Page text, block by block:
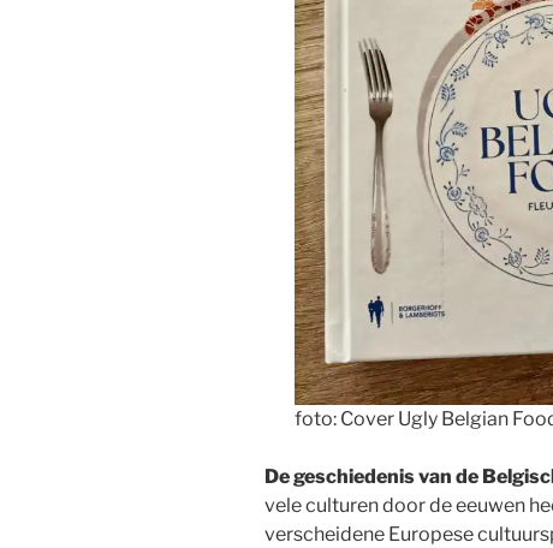
foto: Cover Ugly Belgian
De geschiedenis van de
vele culturen door de eeuwen
verscheidene Europese